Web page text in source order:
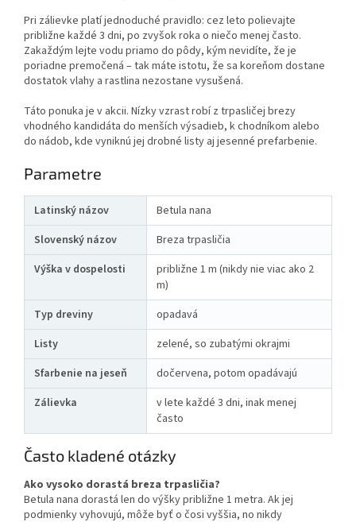
Pri zálievke platí jednoduché pravidlo: cez leto polievajte
približne každé 3 dni, po zvyšok roka o niečo menej často.
Zakaždým lejte vodu priamo do pôdy, kým nevidíte, že je
poriadne premočená – tak máte istotu, že sa koreňom dostane
dostatok vlahy a rastlina nezostane vysušená.
Táto ponuka je v akcii. Nízky vzrast robí z trpasličej brezy
vhodného kandidáta do menších výsadieb, k chodníkom alebo
do nádob, kde vyniknú jej drobné listy aj jesenné prefarbenie.
Parametre
Latinský názov
Betula nana
Slovenský názov
Breza trpasličia
Výška v dospelosti
približne 1 m (nikdy nie viac ako 2
m)
Typ dreviny
opadavá
Listy
zelené, so zubatými okrajmi
Sfarbenie na jeseň
dočervena, potom opadávajú
Zálievka
v lete každé 3 dni, inak menej
často
Často kladené otázky
Ako vysoko dorastá breza trpasličia?
Betula nana dorastá len do výšky približne 1 metra. Ak jej
podmienky vyhovujú, môže byť o čosi vyššia, no nikdy